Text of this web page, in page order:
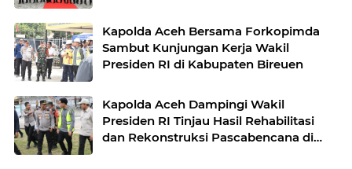
Kapolda Aceh Bersama Forkopimda
Sambut Kunjungan Kerja Wakil
Presiden RI di Kabupaten Bireuen
Kapolda Aceh Dampingi Wakil
Presiden RI Tinjau Hasil Rehabilitasi
dan Rekonstruksi Pascabencana di